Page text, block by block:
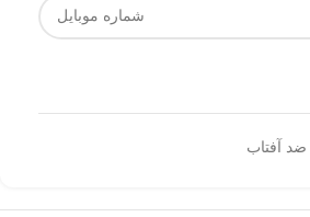
ضد آفتاب